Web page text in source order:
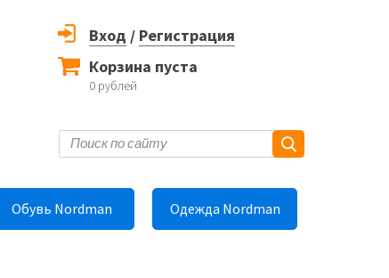
Вход / Регистрация
Корзина пуста
0 рублей
Обувь Nordman Одежда Nordman